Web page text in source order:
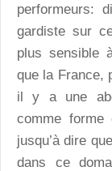
performeurs:
gardiste sur
plus sensible
que la France,
il y a une
comme forme
jusqu’à dire
dans ce